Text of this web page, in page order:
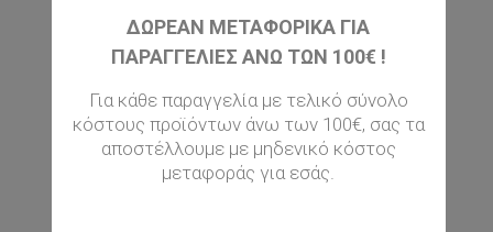
ΔΩΡΕΑΝ ΜΕΤΑΦΟΡΙΚΆ ΓΙΑ
ΠΑΡΑΓΓΕΛΊΕΣ ΆΝΩ ΤΩΝ 100€ !
Για κάθε παραγγελία με τελικό σύνολο
κόστους προϊόντων άνω των 100€, σας τα
αποστέλλουμε με μηδενικό κόστος
μεταφοράς για εσάς.